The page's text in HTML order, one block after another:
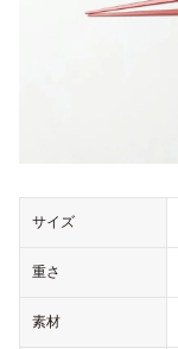
サイズ
重さ
素材